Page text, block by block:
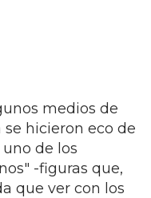
medios de
hicieron eco de
de los
-figuras que,
que ver con los